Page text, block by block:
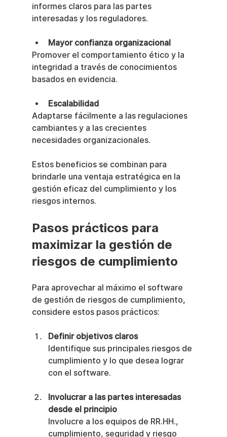
informes claros para las partes
interesadas y los reguladores.
Mayor confianza organizacional
Promover el comportamiento ético y la
integridad a través de conocimientos
basados en evidencia.
Escalabilidad
Adaptarse fácilmente a las regulaciones
cambiantes y a las crecientes
necesidades organizacionales.
Estos beneficios se combinan para
brindarle una ventaja estratégica en la
gestión eficaz del cumplimiento y los
riesgos internos.
Pasos prácticos para
maximizar la gestión de
riesgos de cumplimiento
Para aprovechar al máximo el software
de gestión de riesgos de cumplimiento,
considere estos pasos prácticos:
Definir objetivos claros
Identifique sus principales riesgos de
cumplimiento y lo que desea lograr
con el software.
Involucrar a las partes interesadas
desde el principio
Involucre a los equipos de RR.HH.,
cumplimiento, seguridad y riesgo